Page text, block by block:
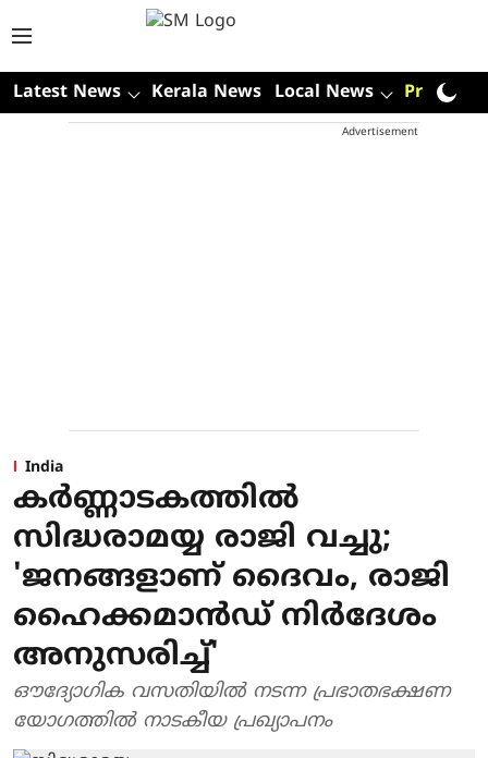
Latest News Kerala News Local News Premium
Advertisement
India
കർണ്ണാടകത്തിൽ
സിദ്ധരാമയ്യ രാജി വച്ചു;
'ജനങ്ങളാണ് ദൈവം, രാജി
ഹൈക്കമാൻഡ് നിർദേശം
അനുസരിച്ച്'
ഔദ്യോഗിക വസതിയിൽ നടന്ന പ്രഭാതഭക്ഷണ
യോഗത്തിൽ നാടകീയ പ്രഖ്യാപനം